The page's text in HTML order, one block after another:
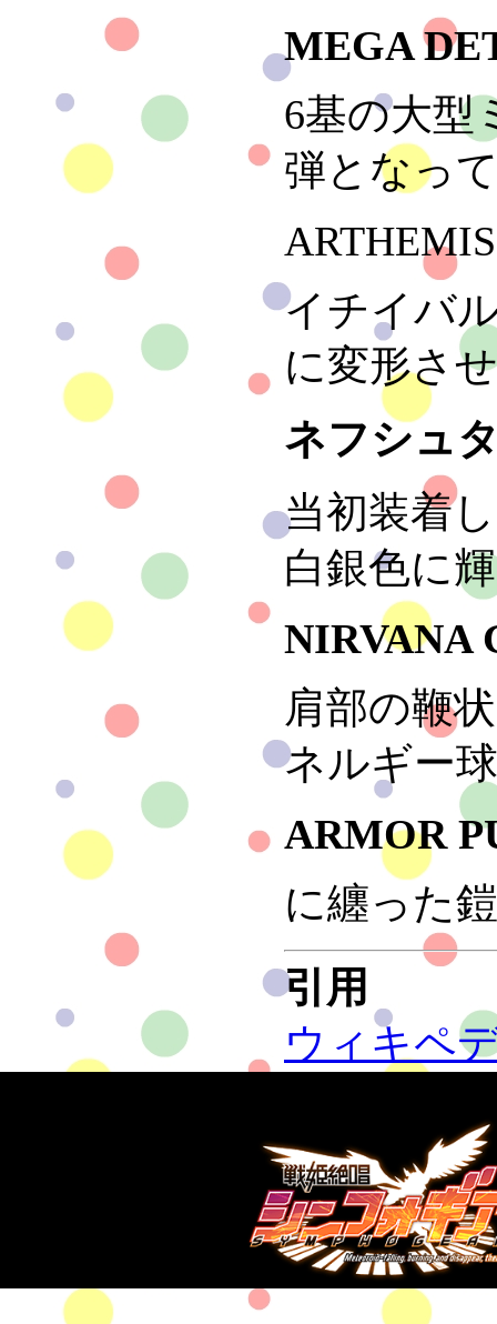
MEGA
6基の大型
弾となっ
イチイバ
に変形さ
ネフシュ
当初装着
白銀色に
NIRVANA
肩部の鞭
ネルギー
ARMOR
に纏った
引用
ウィキペ